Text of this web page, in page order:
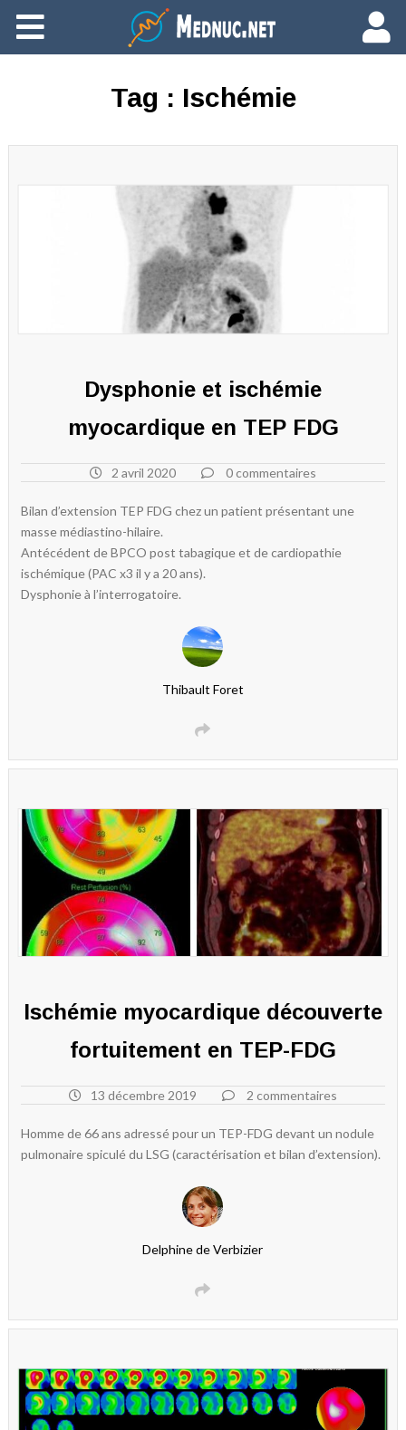
Ajouter du contenu
Tag : Ischémie
Dysphonie et ischémie
myocardique en TEP FDG
2 avril 2020 0 commentaires
Bilan d’extension TEP FDG chez un patient présentant une
masse médiastino-hilaire.
Antécédent de BPCO post tabagique et de cardiopathie
ischémique (PAC x3 il y a 20 ans).
Dysphonie à l’interrogatoire.
Thibault Foret
Ischémie myocardique découverte
fortuitement en TEP-FDG
13 décembre 2019 2 commentaires
Homme de 66 ans adressé pour un TEP-FDG devant un nodule
pulmonaire spiculé du LSG (caractérisation et bilan d’extension).
Delphine de Verbizier